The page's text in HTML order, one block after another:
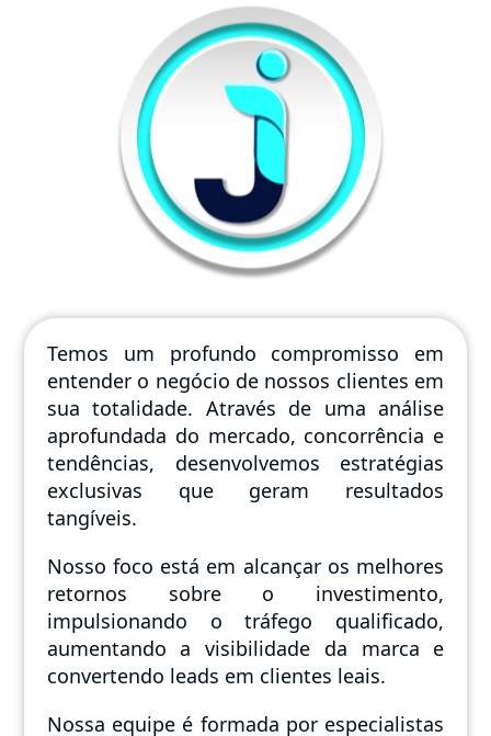
Temos um profundo compromisso em
entender o negócio de nossos clientes em
sua totalidade. Através de uma análise
aprofundada do mercado, concorrência e
tendências, desenvolvemos estratégias
exclusivas que geram resultados
tangíveis.
Nosso foco está em alcançar os melhores
retornos sobre o investimento,
impulsionando o tráfego qualificado,
aumentando a visibilidade da marca e
convertendo leads em clientes leais.
Nossa equipe é formada por especialistas